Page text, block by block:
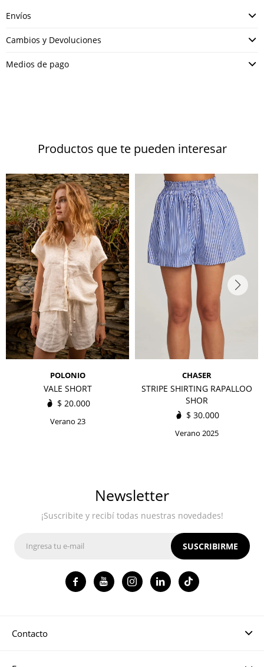
Envíos
Cambios y Devoluciones
Medios de pago
Productos que te pueden interesar
POLONIO
VALE SHORT
$ 20.000
Verano 23
CHASER
STRIPE SHIRTING RAPALLOO
SHOR
$ 30.000
Verano 2025
Contacto
Newsletter
¡Suscribite y recibí todas nuestras novedades!
SUSCRIBIRME
   